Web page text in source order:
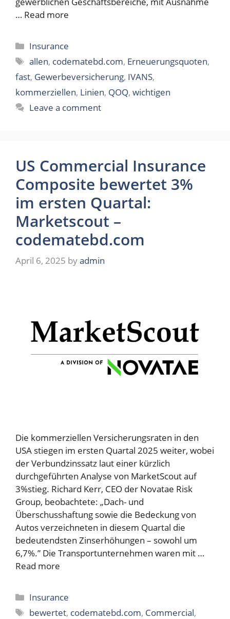
… Read more
Categories
Insurance
Tags
allen, codematebd.com, Erneuerungsquoten,
fast, Gewerbeversicherung, IVANS,
kommerziellen, Linien, QOQ, wichtigen
Leave a comment
US Commercial Insurance
Composite bewertet 3%
im ersten Quartal:
Marketscout –
codematebd.com
April 6, 2025 byadmin
Die kommerziellen Versicherungsraten in den
USA stiegen im ersten Quartal 2025 weiter, wobei
der Verbundzinssatz laut einer kürzlich
durchgeführten Analyse von MarketScout auf
3%stieg. Richard Kerr, CEO der Novatae Risk
Group, beobachtete: „Dach- und
Überschusshaftung sowie die Bedeckung von
Autos verzeichneten in diesem Quartal die
bedeutendsten Zinserhöhungen – sowohl um
6,7%.” Die Transportunternehmen waren mit …
Read more
Categories
Insurance
Tags
bewertet, codematebd.com, Commercial,